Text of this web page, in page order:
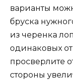
варианты
бруска
из черенка
одинаковых
просверлите
стороны